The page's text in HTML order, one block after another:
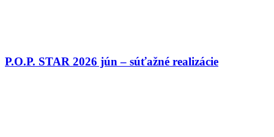
P.O.P. STAR 2026 jún – súťažné realizácie